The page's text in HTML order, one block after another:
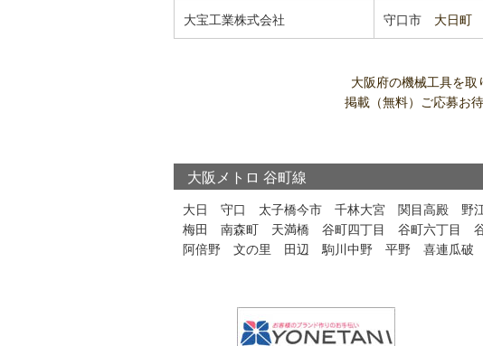
大宝工業株式会社 守口市 大日町
大阪府の機械工具を取
掲載（無料）ご応募お
大阪メトロ 谷町線
大日 守口 太子橋今市 千林大宮 関目高殿 野
梅田
南森町 天満橋 谷町四丁目 谷町六丁目
阿倍野
文の里 田辺 駒川中野 平野 喜連瓜破